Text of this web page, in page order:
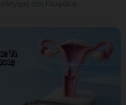
στη Γλυφάδα.